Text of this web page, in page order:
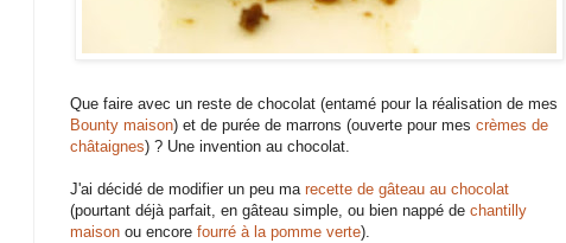
Que faire avec un reste de chocolat (entamé pour la réalisation de mes
Bounty maison) et de purée de marrons (ouverte pour mes crèmes de
châtaignes) ? Une invention au chocolat.
J'ai décidé de modifier un peu ma recette de gâteau au chocolat
(pourtant déjà parfait, en gâteau simple, ou bien nappé de chantilly
maison ou encore fourré à la pomme verte).